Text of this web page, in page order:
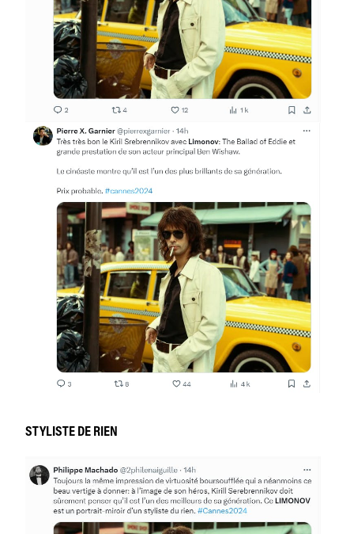
STYLISTE DE RIEN